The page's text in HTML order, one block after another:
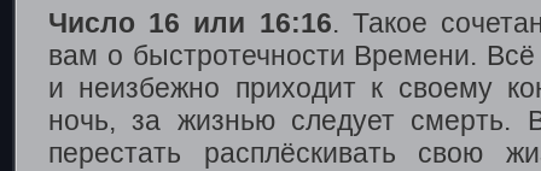
Число 16 или 16:16. Такое
вам о быстротечности Времени. Всё
и неизбежно приходит к своему
ночь, за жизнью следует смерть.
перестать расплёскивать свою